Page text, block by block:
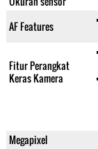
AF Features
Fitur Perangkat
Keras Kamera
Megapixel